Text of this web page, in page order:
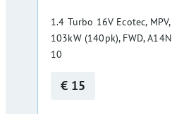
1.4 Turbo 16V Ecotec,
103kW (140pk), FWD,
10
€ 15